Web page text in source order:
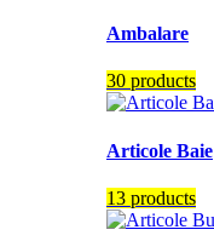
Ambalare
30 products
Articole Baie
13 products